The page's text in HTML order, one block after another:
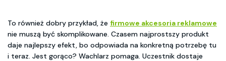
To również dobry przykład, że firmowe akcesoria reklamowe
nie muszą być skomplikowane. Czasem najprostszy produkt
daje najlepszy efekt, bo odpowiada na konkretną potrzebę tu
i teraz. Jest gorąco? Wachlarz pomaga. Uczestnik dostaje